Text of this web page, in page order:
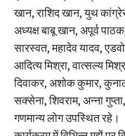
खान, राशिद खान, युथ
अध्यक्ष बाबू खान, अपूर्व
सारस्वत, महादेव यादव,
आदित्य मिश्रा, वात्सल्य
दिवाकर, अशोक कुमार,
सक्सेना, शिवराम, अन्ना
गणमान्य लोग उपस्थित रहे।